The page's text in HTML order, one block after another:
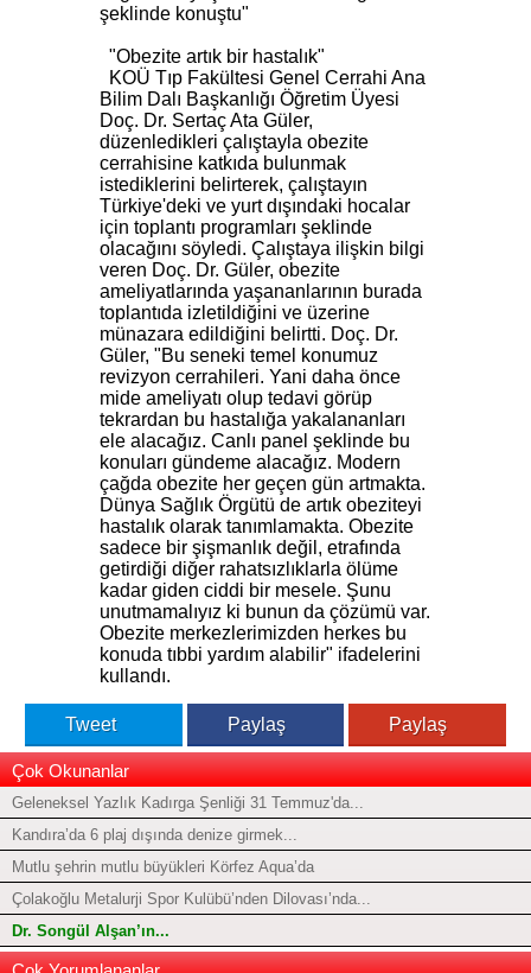
şeklinde konuştu"
"Obezite artık bir hastalık"
KOÜ Tıp Fakültesi Genel Cerrahi Ana
Bilim Dalı Başkanlığı Öğretim Üyesi
Doç. Dr. Sertaç Ata Güler,
düzenledikleri çalıştayla obezite
cerrahisine katkıda bulunmak
istediklerini belirterek, çalıştayın
Türkiye'deki ve yurt dışındaki hocalar
için toplantı programları şeklinde
olacağını söyledi. Çalıştaya ilişkin bilgi
veren Doç. Dr. Güler, obezite
ameliyatlarında yaşananlarının burada
toplantıda izletildiğini ve üzerine
münazara edildiğini belirtti. Doç. Dr.
Güler, "Bu seneki temel konumuz
revizyon cerrahileri. Yani daha önce
mide ameliyatı olup tedavi görüp
tekrardan bu hastalığa yakalananları
ele alacağız. Canlı panel şeklinde bu
konuları gündeme alacağız. Modern
çağda obezite her geçen gün artmakta.
Dünya Sağlık Örgütü de artık obeziteyi
hastalık olarak tanımlamakta. Obezite
sadece bir şişmanlık değil, etrafında
getirdiği diğer rahatsızlıklarla ölüme
kadar giden ciddi bir mesele. Şunu
unutmamalıyız ki bunun da çözümü var.
Obezite merkezlerimizden herkes bu
konuda tıbbi yardım alabilir" ifadelerini
kullandı.
Tweet Paylaş Paylaş
Çok Okunanlar
Geleneksel Yazlık Kadırga Şenliği 31 Temmuz'da...
Kandıra’da 6 plaj dışında denize girmek...
Mutlu şehrin mutlu büyükleri Körfez Aqua’da
Çolakoğlu Metalurji Spor Kulübü’nden Dilovası’nda...
Dr. Songül Alşan’ın...